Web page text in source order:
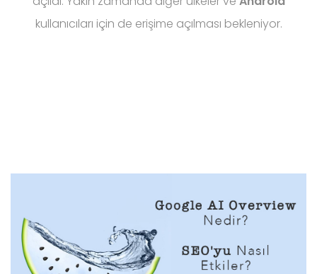
kullanıcıları için de erişime açılması bekleniyor.